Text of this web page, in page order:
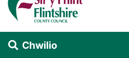
Chwilio